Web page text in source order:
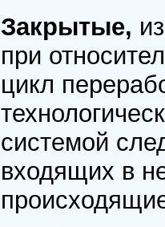
Закрытые,
при
цикл
системой
входящих в